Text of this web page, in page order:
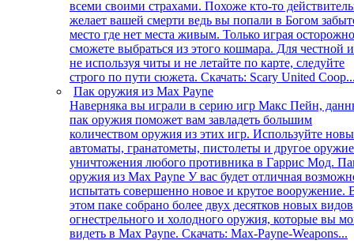
всеми своими страхами. Похоже кто-то
желает вашей смерти ведь вы попали в Богом
место где нет места живым. Только играя
сможете выбраться из этого кошмара. Для честной
не используя читы и не летайте по карте, следуйте
строго по пути сюжета. Скачать: Scary United
Пак оружия из Max Payne
Наверняка вы играли в серию игр Макс Пейн,
пак оружия поможет вам завладеть большим
количеством оружия из этих игр. Используйте
автоматы, гранатометы, пистолеты и другое
уничтожения любого противника в Гаррис Мод.
оружия из Max Payne У вас будет отличная
испытать совершенно новое и крутое вооружение.
этом паке собрано более двух десятков новых видов
огнестрельного и холодного оружия, которые вы
видеть в Max Payne. Скачать: Max-Payne-Weapons...